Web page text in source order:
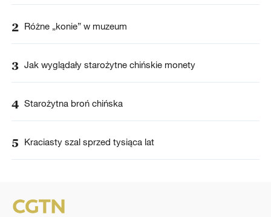
2 Różne „konie” w muzeum
3 Jak wyglądały starożytne chińskie monety
4 Starożytna broń chińska
5 Kraciasty szal sprzed tysiąca lat